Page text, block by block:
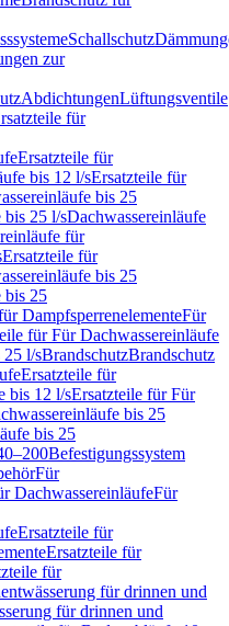
Schallschutz
zur
AbdichtungenLüftungsventile
für
Ersatzteile für
bis 12 l/sErsatzteile für
bis 25
bis 25 l/sDachwassereinläufe
für
Ersatzteile für
bis 25
bis 25
DampfsperrenelementeFür
für Für Dachwassereinläufe
25 l/sBrandschutzBrandschutz
Ersatzteile für
bis 12 l/sErsatzteile für Für
bis 25
bis 25
Befestigungssystem
Für
DachwassereinläufeFür
Ersatzteile für
Ersatzteile für
für
für drinnen und
für drinnen und